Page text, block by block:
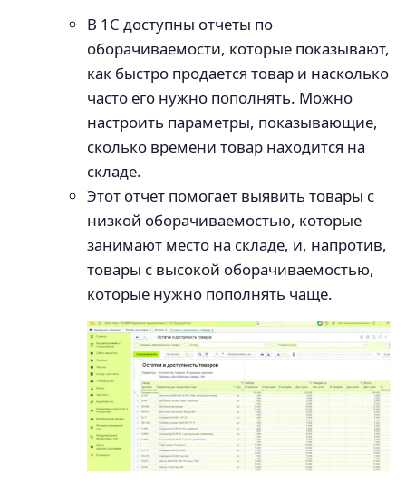
В 1С доступны отчеты по
оборачиваемости, которые показывают,
как быстро продается товар и насколько
часто его нужно пополнять. Можно
настроить параметры, показывающие,
сколько времени товар находится на
складе.
Этот отчет помогает выявить товары с
низкой оборачиваемостью, которые
занимают место на складе, и, напротив,
товары с высокой оборачиваемостью,
которые нужно пополнять чаще.